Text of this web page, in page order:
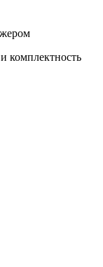
комплектность